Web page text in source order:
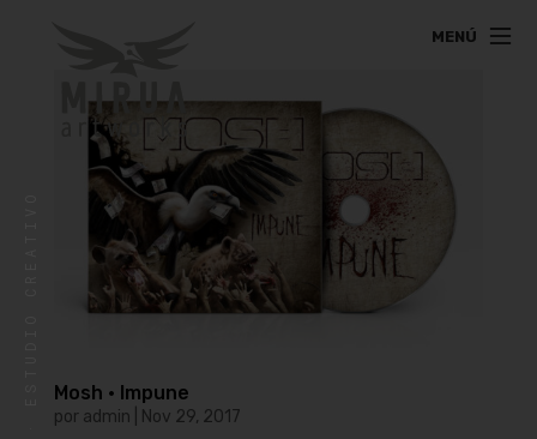
MENÚ
MIRUA ARTWORKS
Ventura Rodríguez, 65 Bajo
31012 Pamplona
info@miruartworks.com
Mosh · Impune
por admin Nov 29, 2017